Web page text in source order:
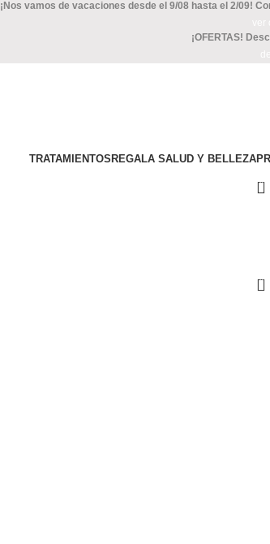
¡Nos vamos de vacaciones desde el 9/08 hasta el 2/09!
¡OFERTAS!
0
0
TRATAMIENTOS REGALA SALUD Y BELLEZA